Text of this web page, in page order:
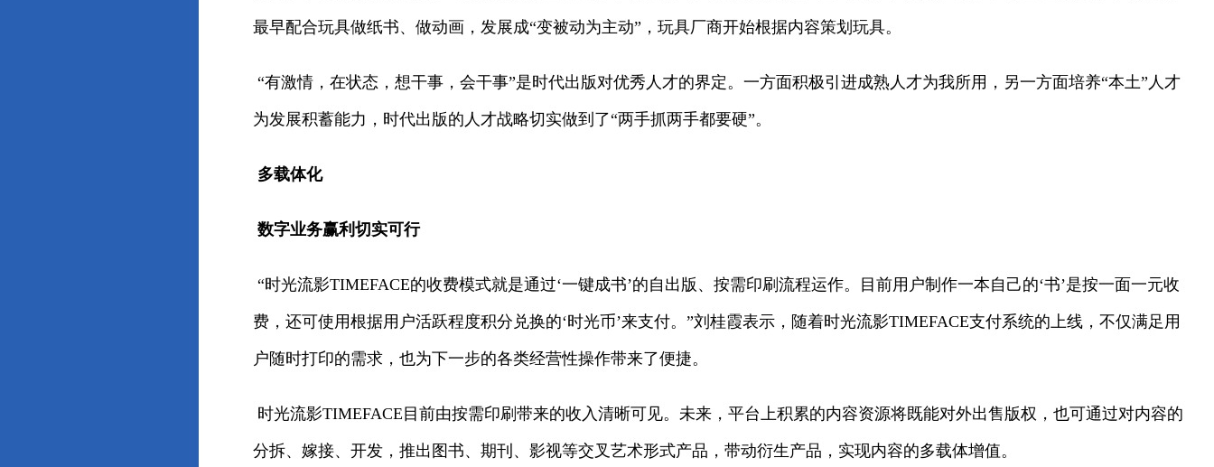
最早配合玩具做纸书、做动画，发展成“变被动为主动”，玩具厂商开始根据内容策划玩具。
“有激情，在状态，想干事，会干事”是时代出版对优秀人才的界定。一方面积极引进成熟人才为我所用，另一方面培养“本土”人才
为发展积蓄能力，时代出版的人才战略切实做到了“两手抓两手都要硬”。
多载体化
数字业务赢利切实可行
“时光流影TIMEFACE的收费模式就是通过‘一键成书’的自出版、按需印刷流程运作。目前用户制作一本自己的‘书’是按一面一元收
费，还可使用根据用户活跃程度积分兑换的‘时光币’来支付。”刘桂霞表示，随着时光流影TIMEFACE支付系统的上线，不仅满足用
户随时打印的需求，也为下一步的各类经营性操作带来了便捷。
时光流影TIMEFACE目前由按需印刷带来的收入清晰可见。未来，平台上积累的内容资源将既能对外出售版权，也可通过对内容的
分拆、嫁接、开发，推出图书、期刊、影视等交叉艺术形式产品，带动衍生产品，实现内容的多载体增值。